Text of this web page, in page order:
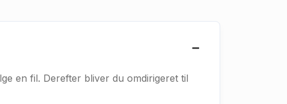
en fil. Derefter bliver du omdirigeret til